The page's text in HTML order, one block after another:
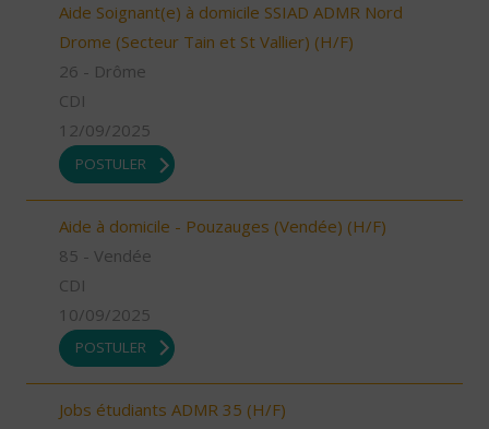
Aide Soignant(e) à domicile SSIAD ADMR Nord
Drome (Secteur Tain et St Vallier) (H/F)
26 - Drôme
CDI
12/09/2025
POSTULER
Aide à domicile - Pouzauges (Vendée) (H/F)
85 - Vendée
CDI
10/09/2025
POSTULER
Jobs étudiants ADMR 35 (H/F)